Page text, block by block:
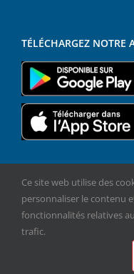
TÉLÉCHARGEZ NOTRE
Copyright 2021
Mentions légales
Ce site web utilise des
personnaliser le contenu
fonctionnalités relatives
trafic.